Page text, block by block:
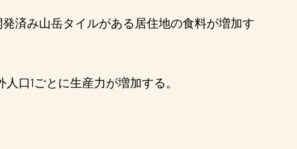
済み山岳タイルがある居住地の食料が増加す
口1ごとに生産力が増加する。